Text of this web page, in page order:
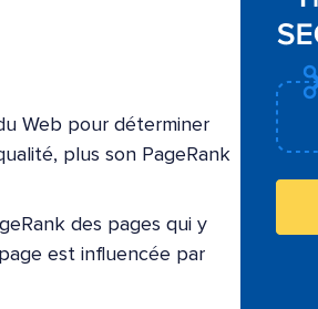
Web pour déterminer
plus son PageRank
des pages qui y
est influencée par